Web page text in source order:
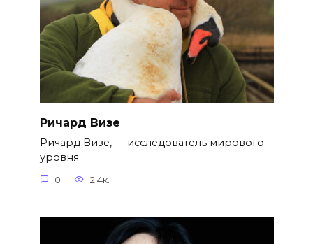
Ричард Визе
Ричард Визе, — исследователь мирового
уровня
0 2.4к.